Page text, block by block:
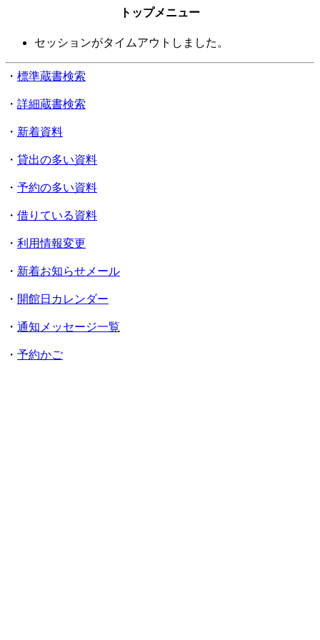
トップメニュー
セッションがタイムアウトしました。
・ 標準蔵書検索
・ 詳細蔵書検索
・ 新着資料
・ 貸出の多い資料
・ 予約の多い資料
・ 借りている資料
・ 利用情報変更
・ 新着お知らせメール
・ 開館日カレンダー
・ 通知メッセージ一覧
・ 予約かご